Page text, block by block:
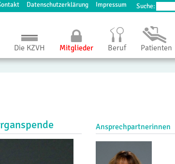
Suche:
Datenschutzerklärung Impressum
Die KZVH Mitglieder Beruf Patienten
Ansprechpartnerinnen